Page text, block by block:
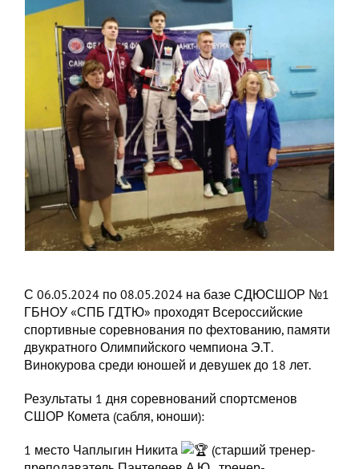
С 06.05.2024 по 08.05.2024 на базе СДЮСШОР №1
ГБНОУ «СПБ ГДТЮ» проходят Всероссийские
спортивные соревнования по фехтованию, памяти
двукратного Олимпийского чемпиона Э.Т.
Винокурова среди юношей и девушек до 18 лет.
Результаты 1 дня соревнований спортсменов
СШОР Комета (сабля, юноши):
1 место Чаплыгин Никита
(старший тренер-